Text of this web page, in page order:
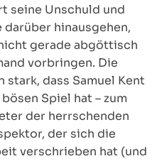
seine Unschuld und
hinausgehen,
gerade abgöttisch
vorbringen. Die
dass Samuel Kent
Spiel hat – zum
der herrschenden
der sich die
verschrieben hat (und